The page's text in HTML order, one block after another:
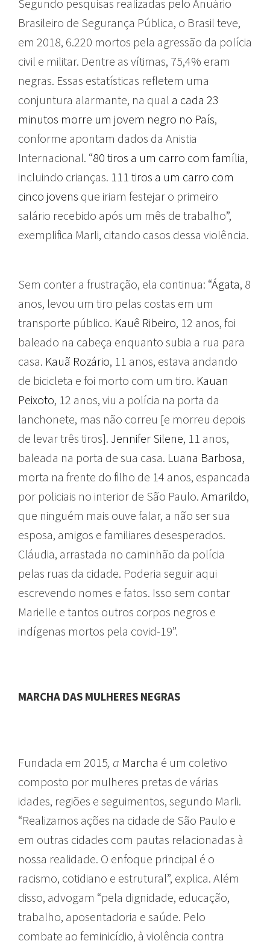
Segundo pesquisas realizadas pelo Anuário
Brasileiro de Segurança Pública, o Brasil teve,
em 2018, 6.220 mortos pela agressão da polícia
civil e militar. Dentre as vítimas, 75,4% eram
negras. Essas estatísticas refletem uma
conjuntura alarmante, na qual a cada 23
minutos morre um jovem negro no País,
conforme apontam dados da Anistia
Internacional. “80 tiros a um carro com família,
incluindo crianças. 111 tiros a um carro com
cinco jovens que iriam festejar o primeiro
salário recebido após um mês de trabalho”,
exemplifica Marli, citando casos dessa violência.
Sem conter a frustração, ela continua: “Ágata, 8
anos, levou um tiro pelas costas em um
transporte público. Kauê Ribeiro, 12 anos, foi
baleado na cabeça enquanto subia a rua para
casa. Kauã Rozário, 11 anos, estava andando
de bicicleta e foi morto com um tiro. Kauan
Peixoto, 12 anos, viu a polícia na porta da
lanchonete, mas não correu [e morreu depois
de levar três tiros]. Jennifer Silene, 11 anos,
baleada na porta de sua casa. Luana Barbosa,
morta na frente do filho de 14 anos, espancada
por policiais no interior de São Paulo. Amarildo,
que ninguém mais ouve falar, a não ser sua
esposa, amigos e familiares desesperados.
Cláudia, arrastada no caminhão da polícia
pelas ruas da cidade. Poderia seguir aqui
escrevendo nomes e fatos. Isso sem contar
Marielle e tantos outros corpos negros e
indígenas mortos pela covid-19”.
MARCHA DAS MULHERES NEGRAS
Fundada em 2015, a Marcha é um coletivo
composto por mulheres pretas de várias
idades, regiões e seguimentos, segundo Marli.
“Realizamos ações na cidade de São Paulo e
em outras cidades com pautas relacionadas à
nossa realidade. O enfoque principal é o
racismo, cotidiano e estrutural”, explica. Além
disso, advogam “pela dignidade, educação,
trabalho, aposentadoria e saúde. Pelo
combate ao feminicídio, à violência contra